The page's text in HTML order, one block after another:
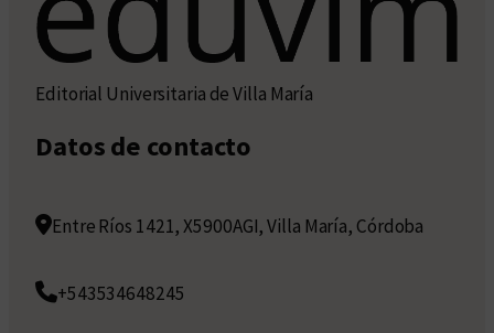
Editorial Universitaria de Villa María
Datos de contacto
Entre Ríos 1421, X5900AGI, Villa María, Córdoba
+543534648245